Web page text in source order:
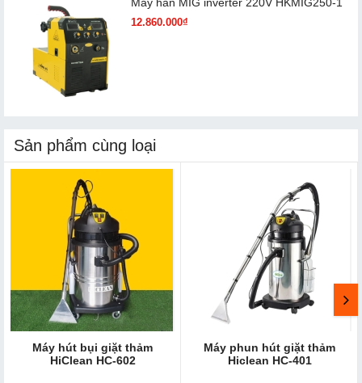
12.860.000₫
Sản phẩm cùng loại
Máy hút bụi giặt thảm
HiClean HC-602
Máy phun hút giặt thảm
Hiclean HC-401